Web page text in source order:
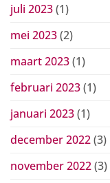
juli 2023(1)
mei 2023(2)
maart 2023(1)
februari 2023(1)
januari 2023(1)
december 2022(3)
november 2022(3)